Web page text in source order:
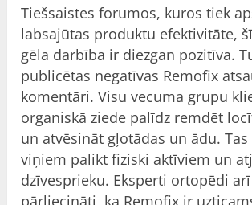
Tiešsaistes forumos, kuros tiek
labsajūtas produktu efektivitāte,
gēla darbība ir diezgan pozitīva.
publicētas negatīvas Remofix
komentāri. Visu vecuma grupu
organiskā ziede palīdz remdēt
un atvēsināt gļotādas un ādu.
viņiem palikt fiziski aktīviem un
dzīvesprieku. Eksperti ortopēdi
pārliecināti, ka Remofix ir